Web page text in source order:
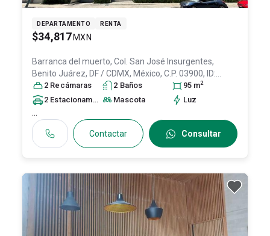
DEPARTAMENTO RENTA
$34,817 MXN
Barranca del muerto, Col. San José Insurgentes,
Benito Juárez, DF / CDMX, México, C.P. 03900, ID:
31618082
2 Recámaras 2 Baños 95 m2
2 Estacionamiento sMascota Luz
...
Contactar Consultar